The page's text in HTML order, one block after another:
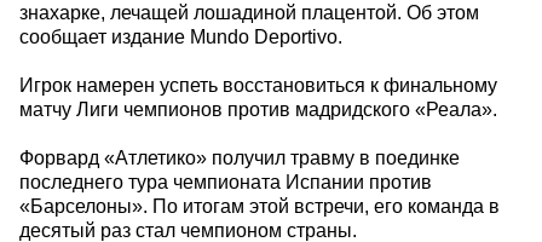
знахарке, лечащей лошадиной плацентой. Об этом
сообщает издание Mundo Deportivo.
Игрок намерен успеть восстановиться к финальному
матчу Лиги чемпионов против мадридского «Реала».
Форвард «Атлетико» получил травму в поединке
последнего тура чемпионата Испании против
«Барселоны». По итогам этой встречи, его команда в
десятый раз стал чемпионом страны.